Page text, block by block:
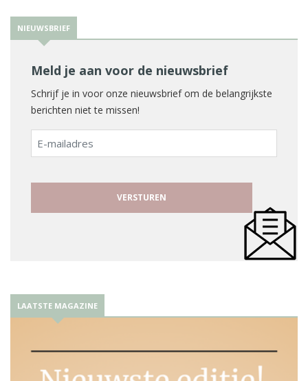
NIEUWSBRIEF
Meld je aan voor de nieuwsbrief
Schrijf je in voor onze nieuwsbrief om de belangrijkste
berichten niet te missen!
E-
mailadres
LAATSTE MAGAZINE